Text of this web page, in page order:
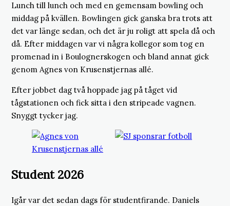
Lunch till lunch och med en gemensam bowling och
middag på kvällen. Bowlingen gick ganska bra trots att
det var länge sedan, och det är ju roligt att spela då och
då. Efter middagen var vi några kollegor som tog en
promenad in i Boulognerskogen och bland annat gick
genom Agnes von Krusenstjernas allé.
Efter jobbet dag två hoppade jag på tåget vid
tågstationen och fick sitta i den stripeade vagnen.
Snyggt tycker jag.
Student 2026
Igår var det sedan dags för studentfirande. Daniels